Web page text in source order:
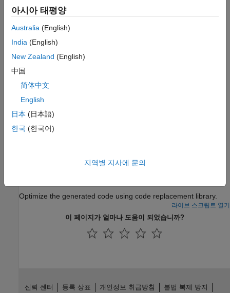
코드 대체 라이브러리 개발
함수 대체
함수에 대한 코드 대체 매핑 정의
연산자 대체
고정소수점 연산에 대한 코드 대체 매핑 정의
관련 정보
코드 대체
Optimize the generated code using code replacement library.
라이브 스크립트 열기
이 페이지가 얼마나 도움이 되었습니까?
아시아 태평양
Australia (English)
India (English)
New Zealand (English)
中国
简体中文
English
日本 (日本語)
한국 (한국어)
지역별 지사에 문의
신뢰 센터 등록 상표 개인정보 취급방침 불법 복제 방지